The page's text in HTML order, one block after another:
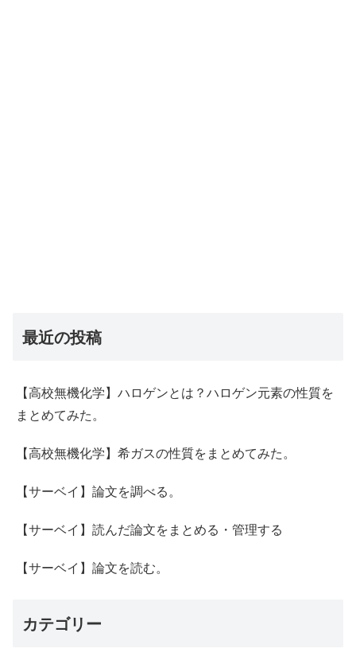
最近の投稿
【高校無機化学】ハロゲンとは？ハロゲン元素の性質を
まとめてみた。
【高校無機化学】希ガスの性質をまとめてみた。
【サーベイ】論文を調べる。
【サーベイ】読んだ論文をまとめる・管理する
【サーベイ】論文を読む。
カテゴリー